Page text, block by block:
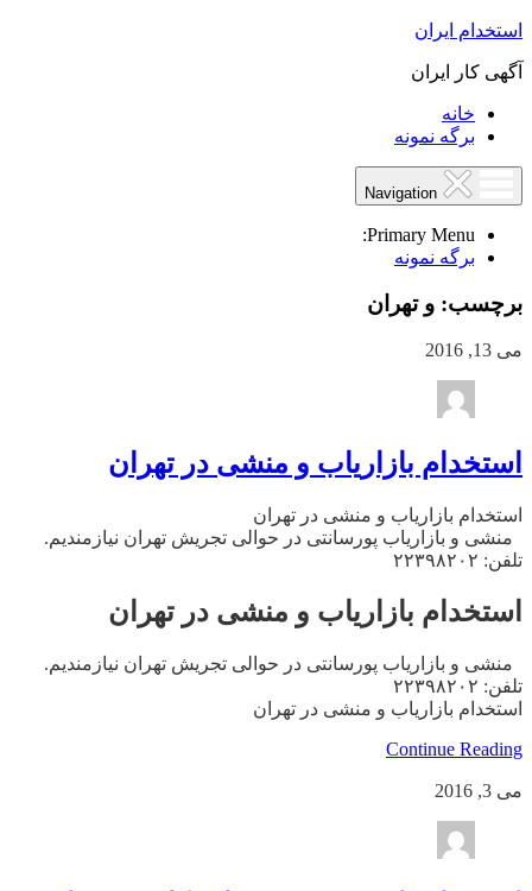
استخدام ایران
آگهی کار ایران
خانه
برگه نمونه
Primary Menu:
برگه نمونه
برچسب: و تهران
می 13, 2016
استخدام بازاریاب و منشی در تهران
استخدام بازاریاب و منشی در تهران
منشی و بازاریاب پورسانتی در حوالی تجریش تهران نیازمندیم.
تلفن: ۲۲۳۹۸۲۰۲
استخدام بازاریاب و منشی در تهران
منشی و بازاریاب پورسانتی در حوالی تجریش تهران نیازمندیم.
تلفن: ۲۲۳۹۸۲۰۲
استخدام بازاریاب و منشی در تهران
Continue Reading
می 3, 2016